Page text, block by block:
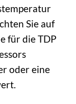
Sie auf
für die TDP
oder eine